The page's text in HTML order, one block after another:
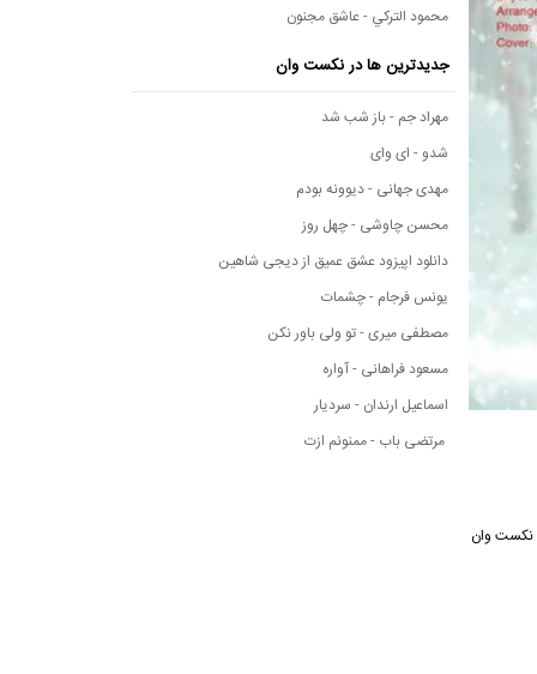
موسیقی نکست وان
محمود التركي - عاشق مجنون
جدیدترین ها در نکست وان
مهراد جم - باز شب شد
شدو - ای وای
مهدی جهانی - دیوونه بودم
محسن چاوشی - چهل روز
دانلود اپیزود عشق عمیق از دیجی شاهین
یونس فرجام - چشمات
مصطفی میری - تو ولی باور نکن
مسعود فراهانی - آواره
اسماعیل ارندان - سردیار
مرتضی باب - ممنونم ازت